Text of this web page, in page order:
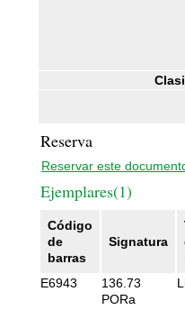
Reserva
Reservar este
Ejemplares(1)
Código
de
barras
Signatura
E6943
136.73
PORa